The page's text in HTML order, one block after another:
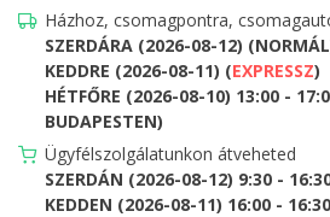
Házhoz, csomagpontra,
SZERDÁRA (2026-08-12)
KEDDRE (2026-08-11) (EXPRESSZ)
HÉTFŐRE (2026-08-10) 13:00 -
BUDAPESTEN)
Ügyfélszolgálatunkon átveheted
SZERDÁN (2026-08-12) 9:30 -
KEDDEN (2026-08-11) 16:00 -